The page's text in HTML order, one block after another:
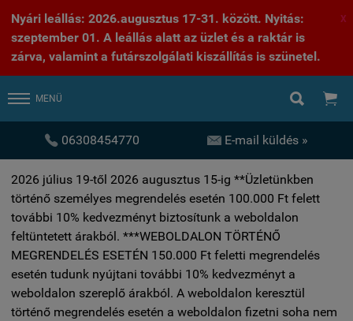
Nyári leállás: 2026.augusztus 17-31. között. Nyitás:
szeptember 01. A leállás alatt az üzlet és a raktár is
zárva, valamint a futárszolgálati kiszállítás is szünetel.
X
MENÜ  
 06308454770  E-mail küldés »
2026 július 19-től 2026 augusztus 15-ig **Üzletünkben
történő személyes megrendelés esetén 100.000 Ft felett
további 10% kedvezményt biztosítunk a weboldalon
feltüntetett árakból. ***WEBOLDALON TÖRTÉNŐ
MEGRENDELÉS ESETÉN 150.000 Ft feletti megrendelés
esetén tudunk nyújtani további 10% kedvezményt a
weboldalon szereplő árakból. A weboldalon keresztül
történő megrendelés esetén a weboldalon fizetni soha nem